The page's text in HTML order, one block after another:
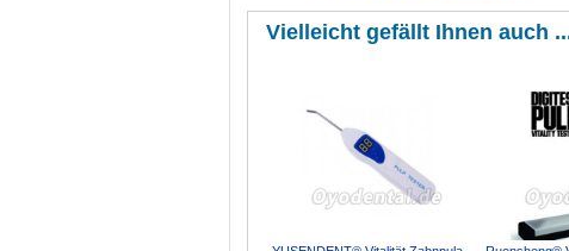
Vielleicht gefällt Ihnen auch